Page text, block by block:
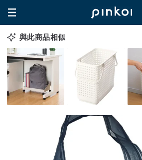
與此商品相似